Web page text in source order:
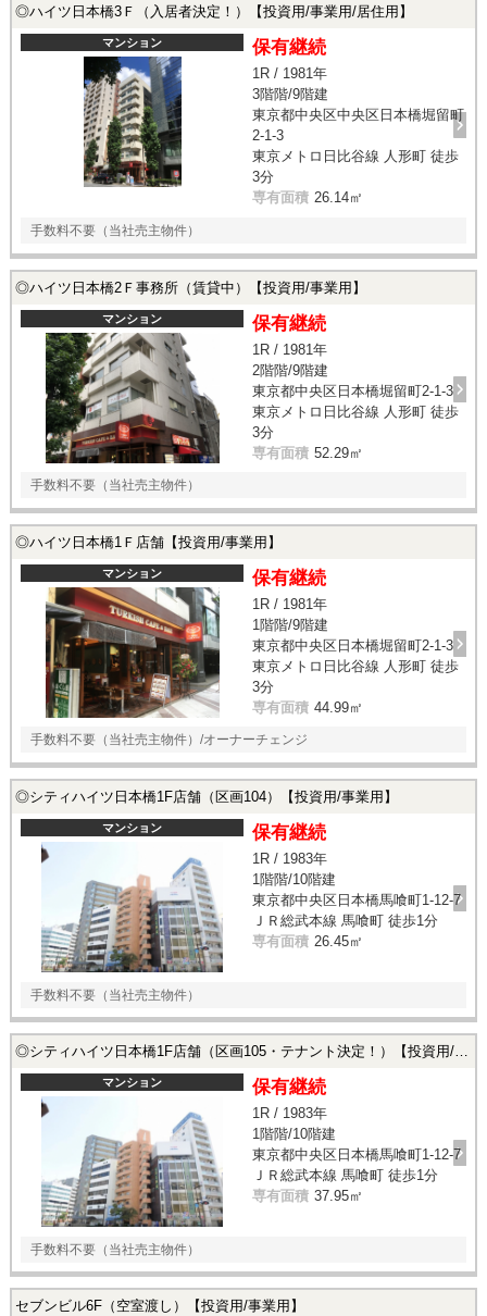
◎ハイツ日本橋3Ｆ（入居者決定！）【投資用/事業用/居住用】
マンション 保有継続
1R / 1981年
3階階/9階建
東京都中央区中央区日本橋堀留町
2-1-3
東京メトロ日比谷線 人形町 徒歩
3分
専有面積 26.14㎡
手数料不要（当社売主物件）
◎ハイツ日本橋2Ｆ事務所（賃貸中）【投資用/事業用】
マンション 保有継続
1R / 1981年
2階階/9階建
東京都中央区日本橋堀留町2-1-3
東京メトロ日比谷線 人形町 徒歩
3分
専有面積 52.29㎡
手数料不要（当社売主物件）
◎ハイツ日本橋1Ｆ店舗【投資用/事業用】
マンション 保有継続
1R / 1981年
1階階/9階建
東京都中央区日本橋堀留町2-1-3
東京メトロ日比谷線 人形町 徒歩
3分
専有面積 44.99㎡
手数料不要（当社売主物件）/オーナーチェンジ
◎シティハイツ日本橋1F店舗（区画104）【投資用/事業用】
マンション 保有継続
1R / 1983年
1階階/10階建
東京都中央区日本橋馬喰町1-12-7
ＪＲ総武本線 馬喰町 徒歩1分
専有面積 26.45㎡
手数料不要（当社売主物件）
◎シティハイツ日本橋1F店舗（区画105・テナント決定！）【投資用/事業用】
マンション 保有継続
1R / 1983年
1階階/10階建
東京都中央区日本橋馬喰町1-12-7
ＪＲ総武本線 馬喰町 徒歩1分
専有面積 37.95㎡
手数料不要（当社売主物件）
セブンビル6F（空室渡し）【投資用/事業用】